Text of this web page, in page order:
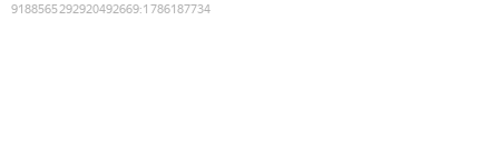
9188565292920492669:1786187734